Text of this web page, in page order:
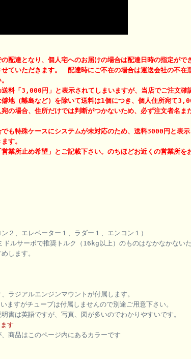
配達となり、個人宅へのお届けの場合は配達日時の指定がで
ていただきます。 配達時にご不在の場合は運送会社の不在
料「3,000円」と表示されてしまいますが、当店でご注文確
地（離島など）を除いて送料は1個につき、個人住所宛て
の場合、住所だけでは判断がつかないため、必ず注文者名ま
も特殊ケースにシステムが未対応のため、送料3000円と表示
す。
業所止め希望」とご記載下さい。のちほどお近くの営業所を
２、エレベーター１、ラダー１、エンコン１）
ルサーボで推奨トルク（16kg以上）のものはなかなかない
します。
ラジアルエンジンマウントが付属します。
すがチューブは付属しませんので別途ご用意下さい。
は英語ですが、写真、図が多いのでわかりやすいです。
す
商品はこのページ内にあるカラーです